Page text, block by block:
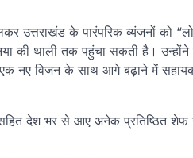
उत्तराखंड के पारंपरिक व्यंजनों को
की थाली तक पहुंचा सकती है। उन्होंने
नए विजन के साथ आगे बढ़ाने में
देश भर से आए अनेक प्रतिष्ठित शेफ